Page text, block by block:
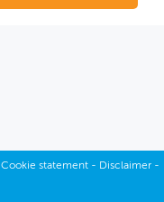
Cookie statement- Disclaimer-